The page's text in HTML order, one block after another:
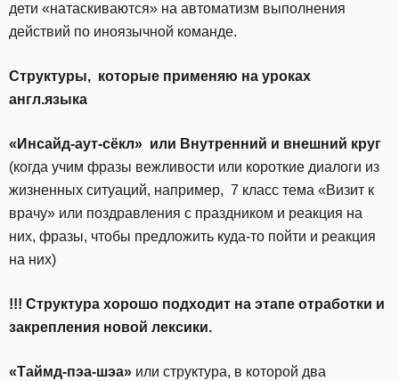
дети «натаскиваются» на автоматизм выполнения
действий по иноязычной команде.
Структуры, которые применяю на уроках
англ.языка
«Инсайд-аут-сёкл» или Внутренний и внешний круг
(когда учим фразы вежливости или короткие диалоги из
жизненных ситуаций, например, 7 класс тема «Визит к
врачу» или поздравления с праздником и реакция на
них, фразы, чтобы предложить куда-то пойти и реакция
на них)
!!! Структура хорошо подходит на этапе отработки и
закрепления новой лексики.
«Таймд-пэа-шэа» или структура, в которой два